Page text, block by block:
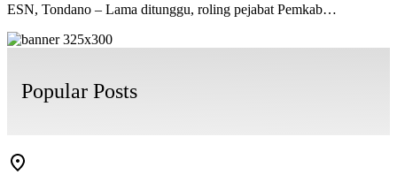
ESN, Tondano – Lama ditunggu, roling pejabat Pemkab…
Popular Posts